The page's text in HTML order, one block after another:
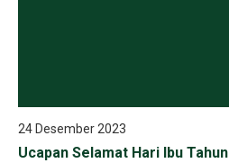
24 Desember 2023
Ucapan Selamat Hari Ibu